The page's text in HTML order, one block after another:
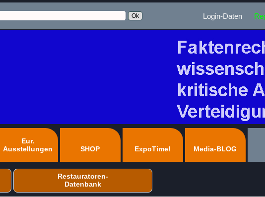
Login-Daten
Eur.
Ausstellungen
SHOP ExpoTime! Media-BLOG
Restauratoren-
Datenbank